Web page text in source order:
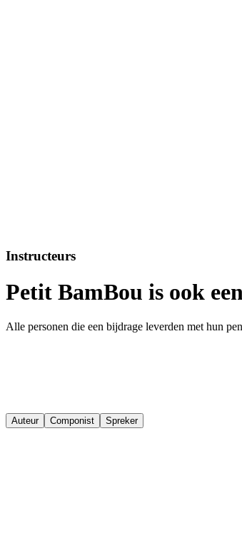
Instructeurs
Petit BamBou is ook
Alle personen die een bijdrage leverden met hun
Auteur Componist Spreker